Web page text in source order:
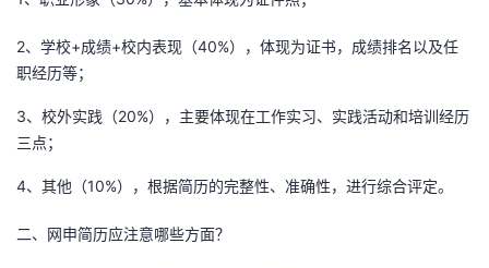
我
的
我
2、学校+成绩+校内表现（40%），体现为证书，成绩排名以及任
职经历等；
3、校外实践（20%），主要体现在工作实习、实践活动和培训经历
三点；
4、其他（10%），根据简历的完整性、准确性，进行综合评定。
二、网申简历应注意哪些方面？